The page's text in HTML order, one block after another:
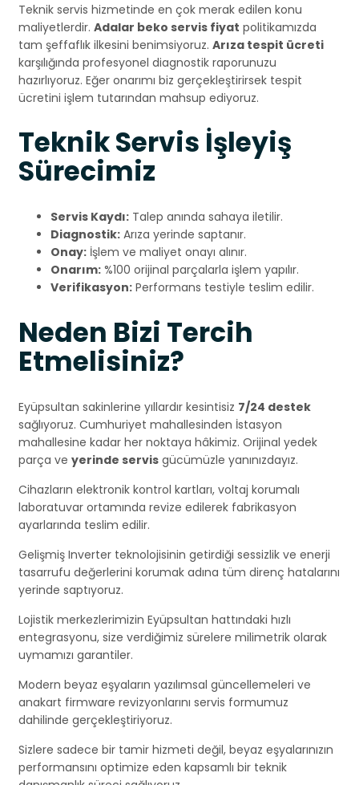
Teknik servis hizmetinde en çok merak edilen konu
maliyetlerdir. Adalar beko servis fiyat politikamızda
tam şeffaflık ilkesini benimsiyoruz. Arıza tespit ücreti
karşılığında profesyonel diagnostik raporunuzu
hazırlıyoruz. Eğer onarımı biz gerçekleştirirsek tespit
ücretini işlem tutarından mahsup ediyoruz.
Teknik Servis İşleyiş
Sürecimiz
Servis Kaydı: Talep anında sahaya iletilir.
Diagnostik: Arıza yerinde saptanır.
Onay: İşlem ve maliyet onayı alınır.
Onarım: %100 orijinal parçalarla işlem yapılır.
Verifikasyon: Performans testiyle teslim edilir.
Neden Bizi Tercih
Etmelisiniz?
Eyüpsultan sakinlerine yıllardır kesintisiz 7/24 destek
sağlıyoruz. Cumhuriyet mahallesinden İstasyon
mahallesine kadar her noktaya hâkimiz. Orijinal yedek
parça ve yerinde servis gücümüzle yanınızdayız.
Cihazların elektronik kontrol kartları, voltaj korumalı
laboratuvar ortamında revize edilerek fabrikasyon
ayarlarında teslim edilir.
Gelişmiş Inverter teknolojisinin getirdiği sessizlik ve enerji
tasarrufu değerlerini korumak adına tüm direnç hatalarını
yerinde saptıyoruz.
Lojistik merkezlerimizin Eyüpsultan hattındaki hızlı
entegrasyonu, size verdiğimiz sürelere milimetrik olarak
uymamızı garantiler.
Modern beyaz eşyaların yazılımsal güncellemeleri ve
anakart firmware revizyonlarını servis formumuz
dahilinde gerçekleştiriyoruz.
Sizlere sadece bir tamir hizmeti değil, beyaz eşyalarınızın
performansını optimize eden kapsamlı bir teknik